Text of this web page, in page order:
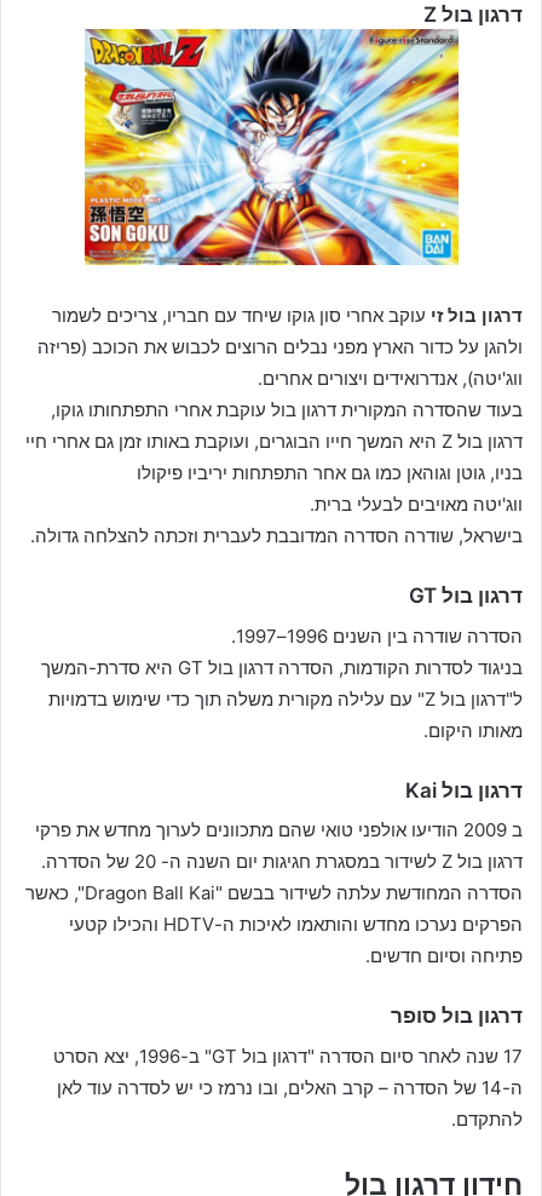
דרגון בול Z
דרגון בול זי עוקב אחרי סון גוקו שיחד עם חבריו, צריכים לשמור
ולהגן על כדור הארץ מפני נבלים הרוצים לכבוש את הכוכב (פריזה
ווג'יטה), אנדרואידים ויצורים אחרים.
בעוד שהסדרה המקורית דרגון בול עוקבת אחרי התפתחותו גוקו,
דרגון בול Z היא המשך חייו הבוגרים, ועוקבת באותו זמן גם אחרי חיי
בניו, גוטן וגוהאן כמו גם אחר התפתחות יריביו פיקולו
ווג'יטה מאויבים לבעלי ברית.
בישראל, שודרה הסדרה המדובבת לעברית וזכתה להצלחה גדולה.
דרגון בול GT
הסדרה שודרה בין השנים 1996–1997.
בניגוד לסדרות הקודמות, הסדרה דרגון בול GT היא סדרת-המשך
ל"דרגון בול Z" עם עלילה מקורית משלה תוך כדי שימוש בדמויות
מאותו היקום.
דרגון בול Kai
ב 2009 הודיעו אולפני טואי שהם מתכוונים לערוך מחדש את פרקי
דרגון בול Z לשידור במסגרת חגיגות יום השנה ה- 20 של הסדרה.
הסדרה המחודשת עלתה לשידור בבשם "Dragon Ball Kai", כאשר
הפרקים נערכו מחדש והותאמו לאיכות ה-HDTV והכילו קטעי
פתיחה וסיום חדשים.
דרגון בול סופר
17 שנה לאחר סיום הסדרה "דרגון בול GT" ב-1996, יצא הסרט
ה-14 של הסדרה – קרב האלים, ובו נרמז כי יש לסדרה עוד לאן
להתקדם.
חידון דרגון בול